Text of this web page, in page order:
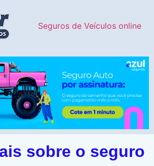
Seguros de Veículos online
sobre o seguro